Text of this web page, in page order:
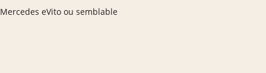
Mercedes eVito ou semblable